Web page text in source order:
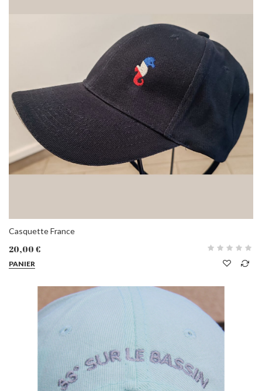
Casquette France
20,00 €
PANIER